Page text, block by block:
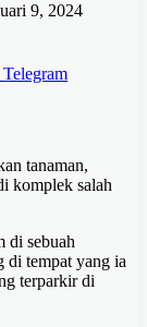
9, 2024
Telegram
tanaman,
komplek salah
di sebuah
di tempat yang ia
terparkir di